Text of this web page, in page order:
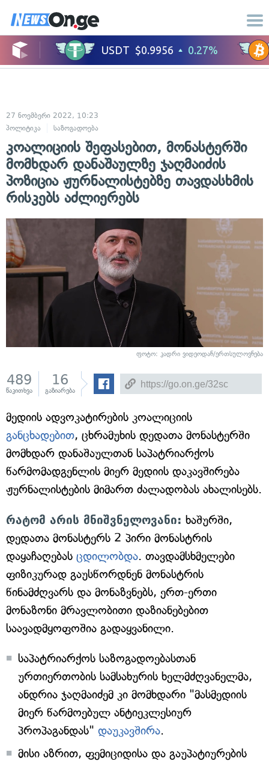
27 ნოემბერი 2022, 10:23
პოლიტიკა
საზოგადოება
კოალიციის შეფასებით, მონასტერში
მომხდარ დანაშაულზე ჯაღმაიძის
პოზიცია ჟურნალისტებზე თავდასხმის
რისკებს აძლიერებს
ფოტო: კადრი ვიდეოდან/ერთსულოვნება
489
წაკითხვა
16
გაზიარება
მედიის ადვოკატირების კოალიციის
განცხადებით, ცხრამუხის დედათა მონასტერში
მომხდარ დანაშაულთან საპატრიარქოს
წარმომადგენლის მიერ მედიის დაკავშირება
ჟურნალისტების მიმართ ძალადობას ახალისებს.
რატომ არის მნიშვნელოვანი: ხაშურში,
დედათა მონასტერს 2 პირი მონასტრის
დაყაჩაღებას ცდილობდა. თავდამსხმელები
ფიზიკურად გაუსწორდნენ მონასტრის
წინამძღვარს და მონაზვნებს, ერთ-ერთი
მონაზონი მრავლობითი დაზიანებებით
საავადმყოფოშია გადაყვანილი.
საპატრიარქოს საზოგადოებასთან
ურთიერთობის სამსახურის ხელმძღვანელმა,
ანდრია ჯაღმაიძემ კი მომხდარი "მასმედიის
მიერ წარმოებულ ანტიეკლესიურ
პროპაგანდას" დაუკავშირა.
მისი აზრით, ფემიციდისა და გაუპატიურების